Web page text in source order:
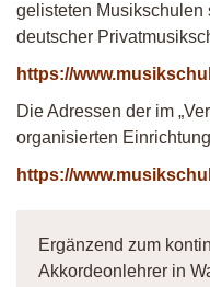
gelisteten Musikschulen
deutscher
https://
Die Adressen der im
organisierten
https://
Ergänzend zum
Akkordeonlehrer in